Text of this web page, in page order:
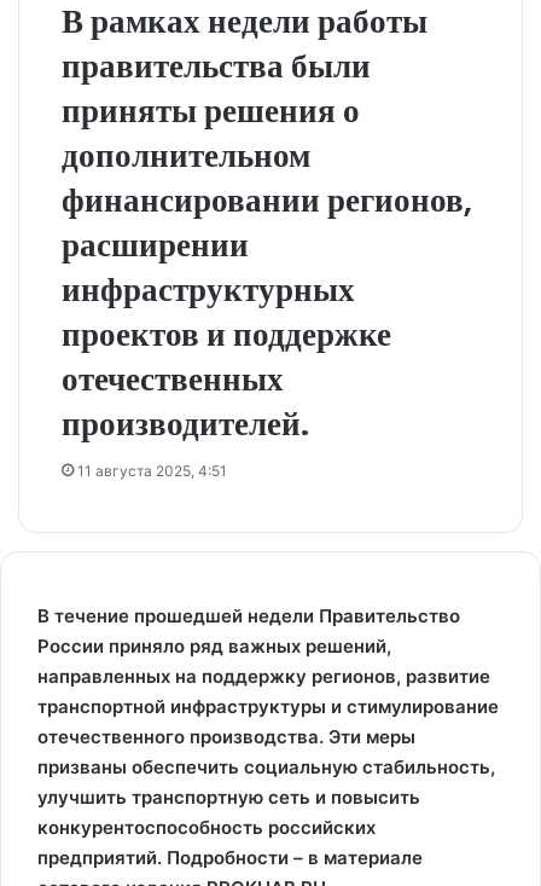
В рамках недели работы
правительства были
приняты решения о
дополнительном
финансировании регионов,
расширении
инфраструктурных
проектов и поддержке
отечественных
производителей.
11 августа 2025, 4:51
В течение прошедшей недели Правительство
России приняло ряд важных решений,
направленных на поддержку регионов, развитие
транспортной инфраструктуры и стимулирование
отечественного производства. Эти меры
призваны обеспечить социальную стабильность,
улучшить транспортную сеть и повысить
конкурентоспособность российских
предприятий. Подробности – в материале